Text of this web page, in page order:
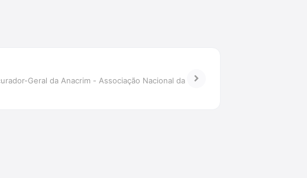
Geral da Anacrim - Associação Nacional da